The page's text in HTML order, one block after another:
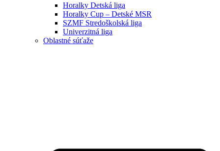
Horalky Detská liga
Horalky Cup – Detské MSR
SZMF Stredoškolská liga
Univerzitná liga
Oblastné súťaže